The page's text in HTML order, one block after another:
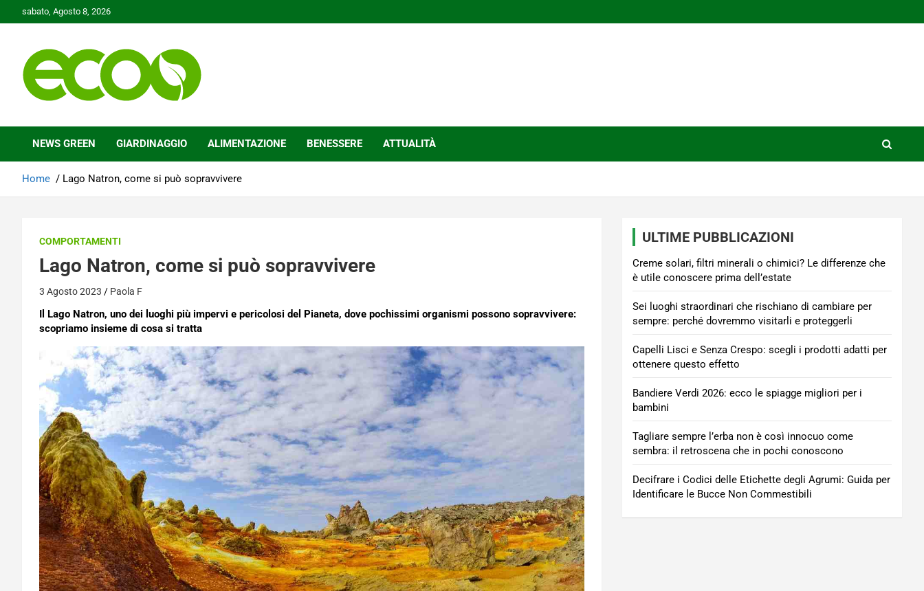
to
sabato, Agosto 8, 2026
Ecoo.it
NEWS GREEN GIARDINAGGIO ALIMENTAZIONE BENESSERE ATTUALITÀ
Home Lago Natron, come si può sopravvivere
COMPORTAMENTI
Lago Natron, come si può sopravvivere
3 Agosto 2023 Paola F
Il Lago Natron, uno dei luoghi più impervi e pericolosi del Pianeta, dove pochissimi organismi possono sopravvivere:
scopriamo insieme di cosa si tratta
ULTIME PUBBLICAZIONI
Creme solari, filtri minerali o chimici? Le differenze che
è utile conoscere prima dell’estate
Sei luoghi straordinari che rischiano di cambiare per
sempre: perché dovremmo visitarli e proteggerli
Capelli Lisci e Senza Crespo: scegli i prodotti adatti per
ottenere questo effetto
Bandiere Verdi 2026: ecco le spiagge migliori per i
bambini
Tagliare sempre l’erba non è così innocuo come
sembra: il retroscena che in pochi conoscono
Decifrare i Codici delle Etichette degli Agrumi: Guida per
Identificare le Bucce Non Commestibili